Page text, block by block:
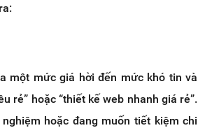
một mức giá hời đến mức khó tin và
rẻ” hoặc “thiết kế web nhanh giá rẻ”.
hoặc đang muốn tiết kiệm chi